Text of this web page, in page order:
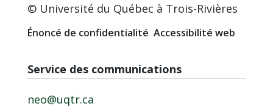
© Université du Québec à Trois-Rivières
Énoncé de confidentialité Accessibilité web
Service des communications
neo@uqtr.ca